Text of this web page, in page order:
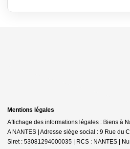
Mentions légales
Affichage des informations légales : Biens à
A NANTES | Adresse siège social : 9 Rue du
Siret : 53081294000035 | RCS : NANTES |